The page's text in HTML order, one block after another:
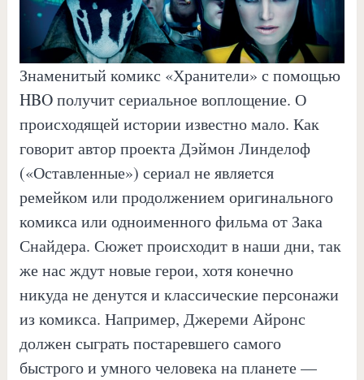
Знаменитый комикс «Хранители» с помощью
HBO получит сериальное воплощение. О
происходящей истории известно мало. Как
говорит автор проекта Дэймон Линделоф
(«Оставленные») сериал не является
ремейком или продолжением оригинального
комикса или одноименного фильма от Зака
Снайдера. Сюжет происходит в наши дни, так
же нас ждут новые герои, хотя конечно
никуда не денутся и классические персонажи
из комикса. Например, Джереми Айронс
должен сыграть постаревшего самого
быстрого и умного человека на планете —